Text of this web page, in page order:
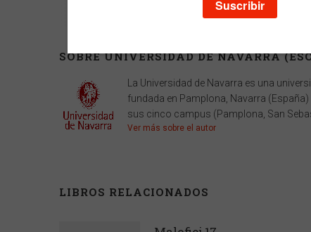
SOBRE UNIVERSIDAD DE NAVARRA
La Universidad de Navarra es una
fundada en Pamplona, Navarra
sus cinco campus (Pamplona, San
Ver más sobre el autor
LIBROS RELACIONADOS